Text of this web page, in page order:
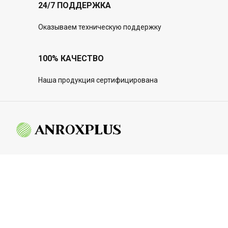
24/7 ПОДДЕРЖКА
Оказываем техническую поддержку
100% КАЧЕСТВО
Наша продукция сертифицирована